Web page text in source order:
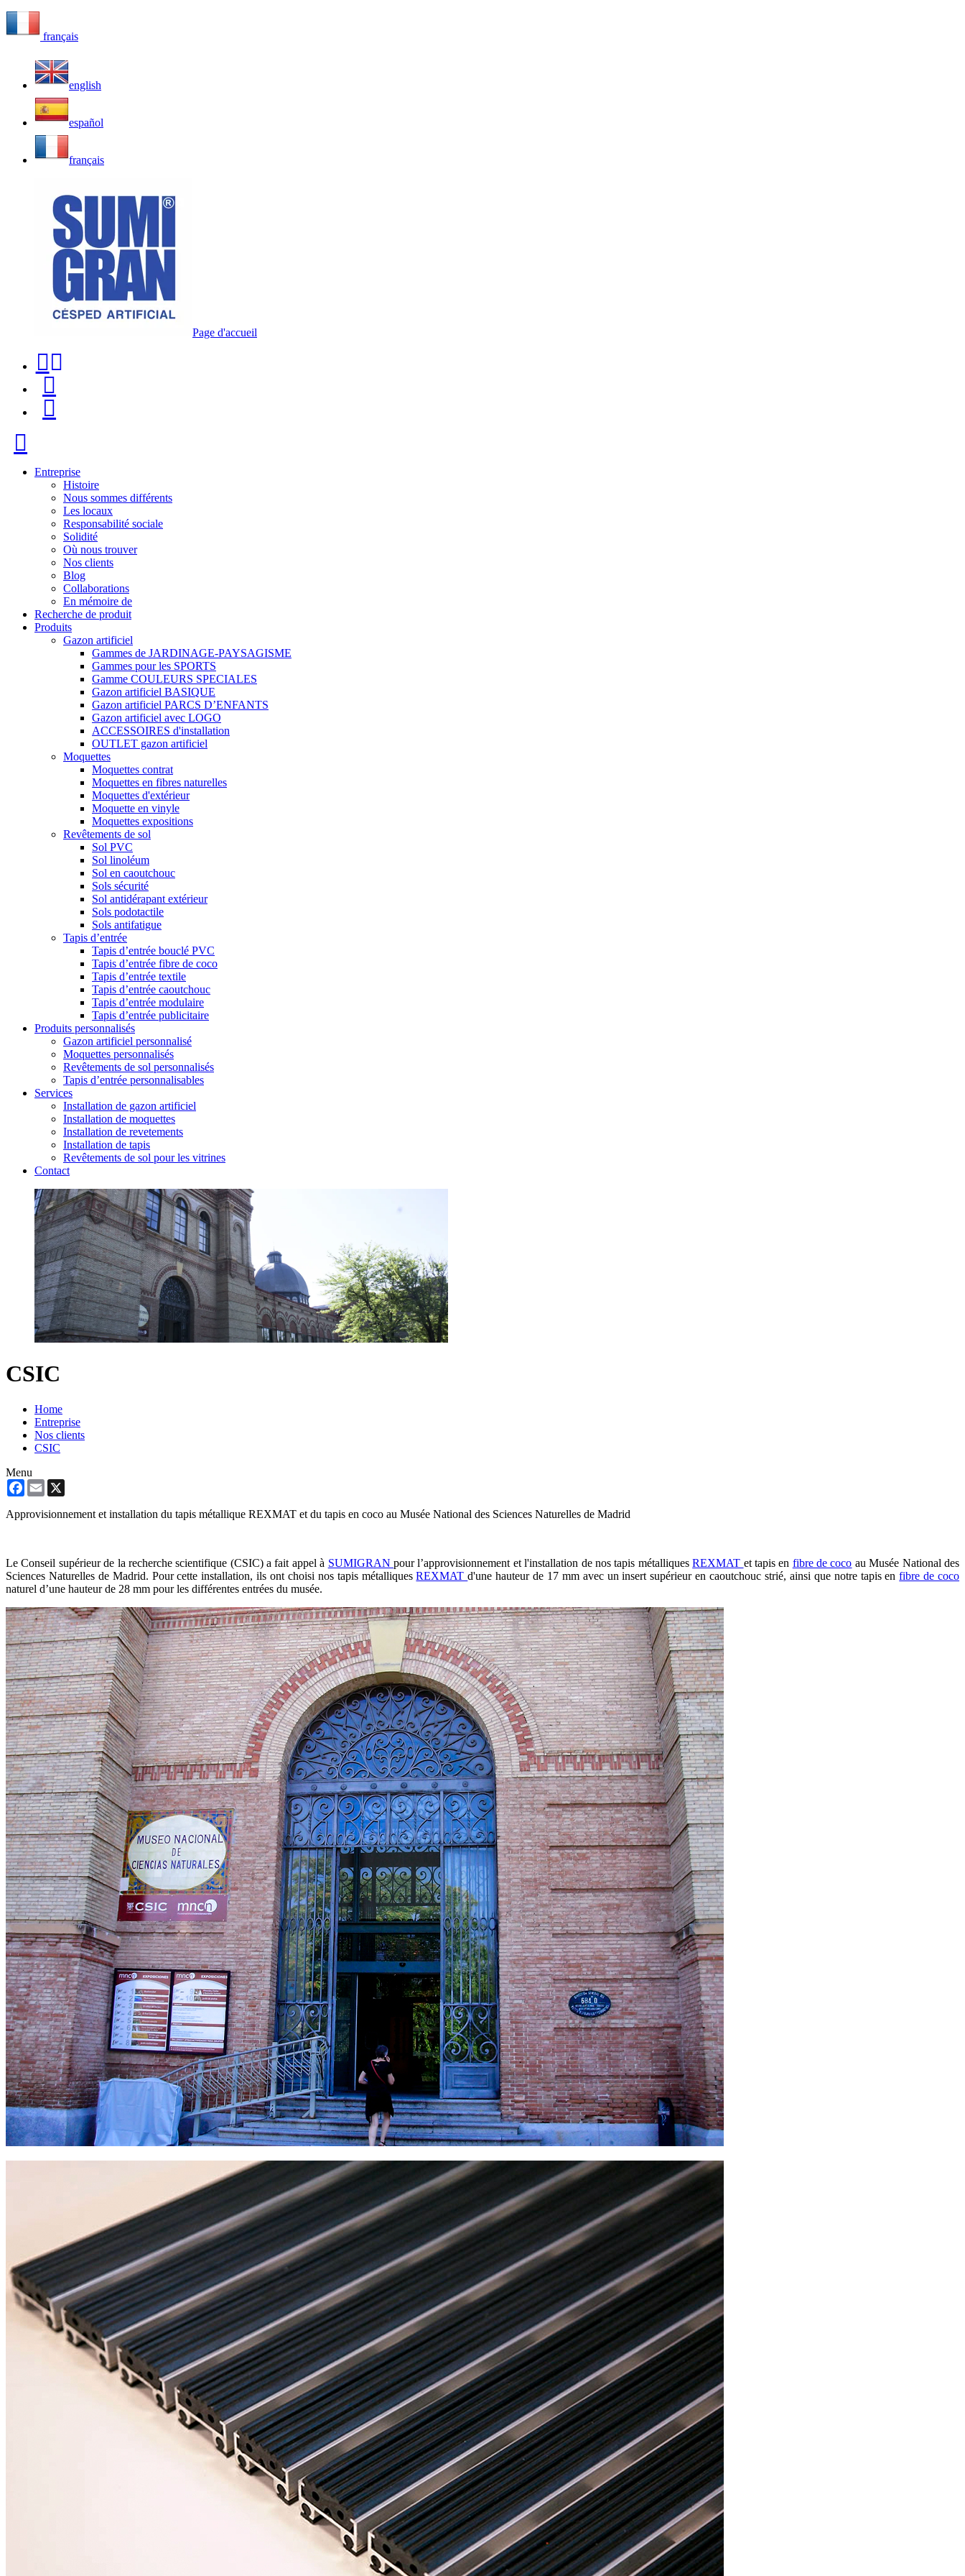
français
english
español
français
Page d'accueil
116
96
57
Entreprise
Histoire
Nous sommes différents
Les locaux
Responsabilité sociale
Solidité
Où nous trouver
Nos clients
Blog
Collaborations
En mémoire de
Recherche de produit
Produits
Gazon artificiel
Gammes de JARDINAGE-PAYSAGISME
Gammes pour les SPORTS
Gamme COULEURS SPECIALES
Gazon artificiel BASIQUE
Gazon artificiel PARCS D’ENFANTS
Gazon artificiel avec LOGO
ACCESSOIRES d'installation
OUTLET gazon artificiel
Moquettes
Moquettes contrat
Moquettes en fibres naturelles
Moquettes d'extérieur
Moquette en vinyle
Moquettes expositions
Revêtements de sol
Sol PVC
Sol linoléum
Sol en caoutchouc
Sols sécurité
Sol antidérapant extérieur
Sols podotactile
Sols antifatigue
Tapis d’entrée
Tapis d’entrée bouclé PVC
Tapis d’entrée fibre de coco
Tapis d’entrée textile
Tapis d’entrée caoutchouc
Tapis d’entrée modulaire
Tapis d’entrée publicitaire
Produits personnalisés
Gazon artificiel personnalisé
Moquettes personnalisés
Revêtements de sol personnalisés
Tapis d’entrée personnalisables
Services
Installation de gazon artificiel
Installation de moquettes
Installation de revetements
Installation de tapis
Revêtements de sol pour les vitrines
Contact
CSIC
Home
Entreprise
Nos clients
CSIC
Menu
Facebook
Email
Approvisionnement et installation du tapis métallique REXMAT et du tapis en coco au Musée National des Sciences Naturelles de Madrid
Le Conseil supérieur de la recherche scientifique (CSIC) a fait appel à SUMIGRANpour l’approvisionnement et l'installation de nos tapis métalliquesREXMAT et tapis en fibre de coco au Musée National des
Sciences Naturelles de Madrid. Pour cette installation, ils ont choisi nos tapis métalliquesREXMATd'une hauteur de 17 mm avec un insert supérieur en caoutchouc strié, ainsi que notre tapis enfibre de coco
naturel d’une hauteur de 28 mm pour les différentes entrées du musée.